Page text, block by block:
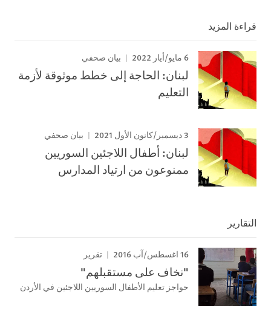
قراءة المزيد
6 مايو/أيار 2022 بيان صحفي
لبنان: الحاجة إلى خطط موثوقة لأزمة
التعليم
3 ديسمبر/كانون الأول 2021 بيان صحفي
لبنان: أطفال اللاجئين السوريين
ممنوعون من ارتياد المدارس
التقارير
16 اغسطس/آب 2016 تقرير
"نخاف على مستقبلهم"
حواجز تعليم الأطفال السوريين اللاجئين في الأردن